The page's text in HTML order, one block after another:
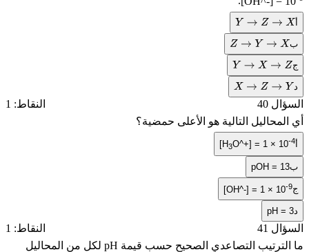
Y→Z→X
Z →Y→X
Y→X→Z
X→Z→Y
40
النقاط: 1
التالية هو الأعلى حمضية؟
[H 3O^+] = 1 ×
pOH =
[OH^-] = 1 ×
pH
41
النقاط: 1
التصاعدي الصحيح حسب قيمة pHلكل من المحاليل